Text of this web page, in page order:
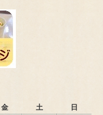
金 土 日